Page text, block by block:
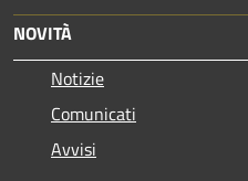
NOVITÀ
Notizie
Comunicati
Avvisi